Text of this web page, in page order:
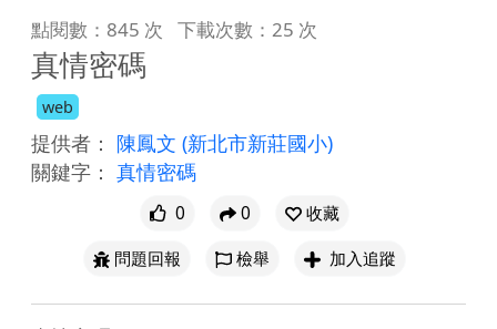
點閱數：845 次 下載次數：25 次
真情密碼
web
提供者： 陳鳳文 (新北市新莊國小)
關鍵字： 真情密碼
0 0
收藏
問題回報
檢舉 加入追蹤